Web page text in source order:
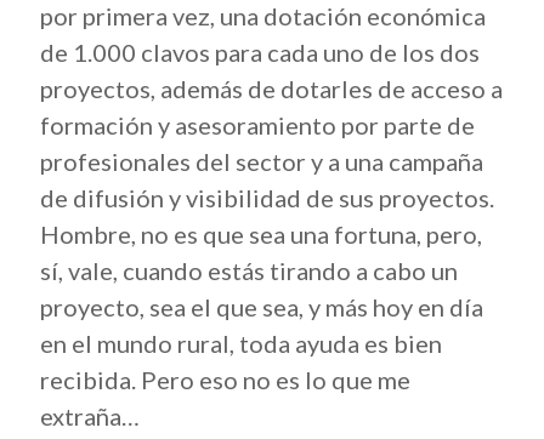
por primera vez, una dotación económica
de 1.000 clavos para cada uno de los dos
proyectos, además de dotarles de acceso a
formación y asesoramiento por parte de
profesionales del sector y a una campaña
de difusión y visibilidad de sus proyectos.
Hombre, no es que sea una fortuna, pero,
sí, vale, cuando estás tirando a cabo un
proyecto, sea el que sea, y más hoy en día
en el mundo rural, toda ayuda es bien
recibida. Pero eso no es lo que me
extraña…